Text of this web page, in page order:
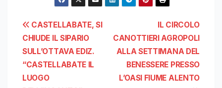
Navigazione
articoli
IL CIRCOLO
CANOTTIERI AGROPOLI
ALLA SETTIMANA DEL
BENESSERE PRESSO
L’OASI FIUME ALENTO
CASTELLABATE, SI
CHIUDE IL SIPARIO
SULL’OTTAVA EDIZ.
“CASTELLABATE IL
LUOGO